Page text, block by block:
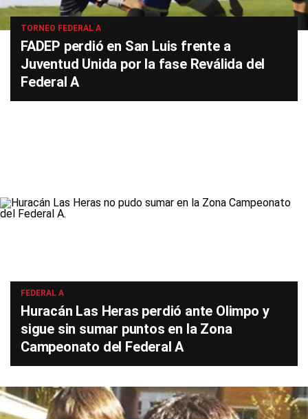
TORNEO FEDERAL A
FADEP perdió en San Luis frente a
Juventud Unida por la fase Reválida del
Federal A
FEDERAL A
Huracán Las Heras perdió ante Olimpo y
sigue sin sumar puntos en la Zona
Campeonato del Federal A